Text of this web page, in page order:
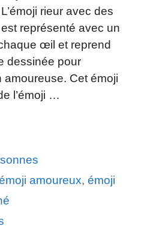
rieur avec des
représenté avec un
œil et reprend
dessinée pour
Cet émoji
l’émoji …
amoureux,émoji